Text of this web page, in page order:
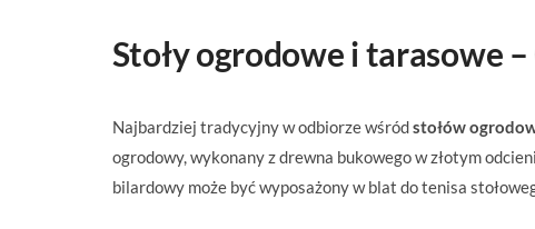
Stoły ogrodowe i tarasowe
Najbardziej tradycyjny w odbiorze wśródstołów
ogrodowy, wykonany z drewna bukowego w złotym
bilardowy może być wyposażony w blat do tenisa